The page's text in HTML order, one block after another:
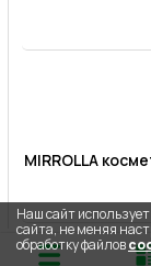
MIRROLLA
Наш сайт
сайта, не меняя
обработку файлов